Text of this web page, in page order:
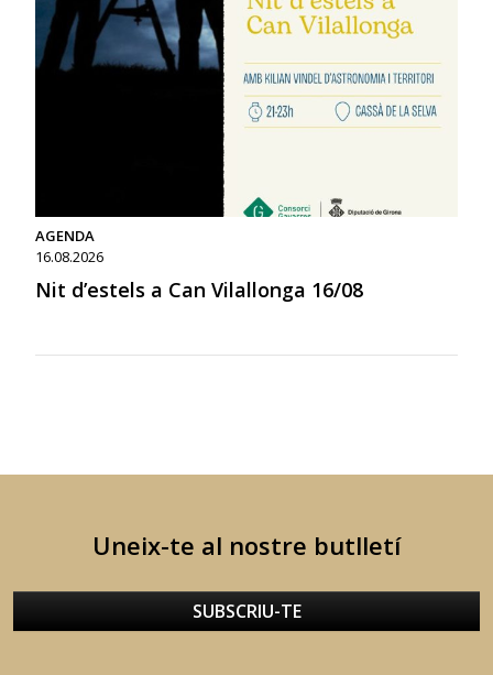
AGENDA
16.08.2026
Nit d’estels a Can Vilallonga 16/08
Uneix-te al nostre butlletí
SUBSCRIU-TE